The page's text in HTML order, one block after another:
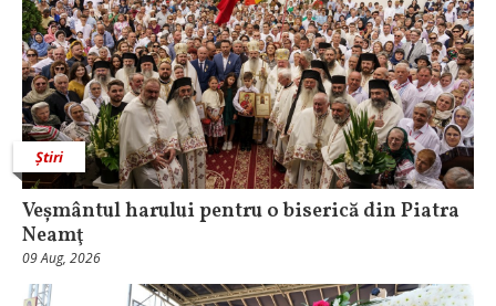
Știri
Veșmântul harului pentru o biserică din Piatra
Neamţ
09 Aug, 2026